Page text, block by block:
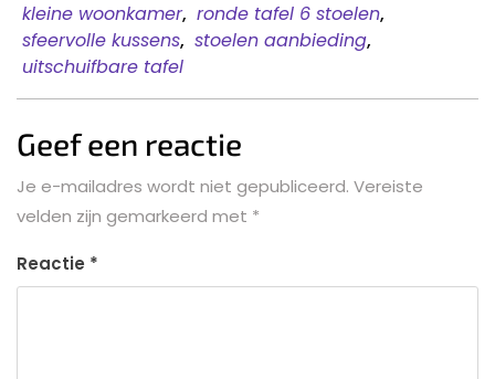
kleine woonkamer, ronde tafel 6 stoelen,
sfeervolle kussens, stoelen aanbieding,
uitschuifbare tafel
Geef een reactie
Je e-mailadres wordt niet gepubliceerd. Vereiste
velden zijn gemarkeerd met *
Reactie *